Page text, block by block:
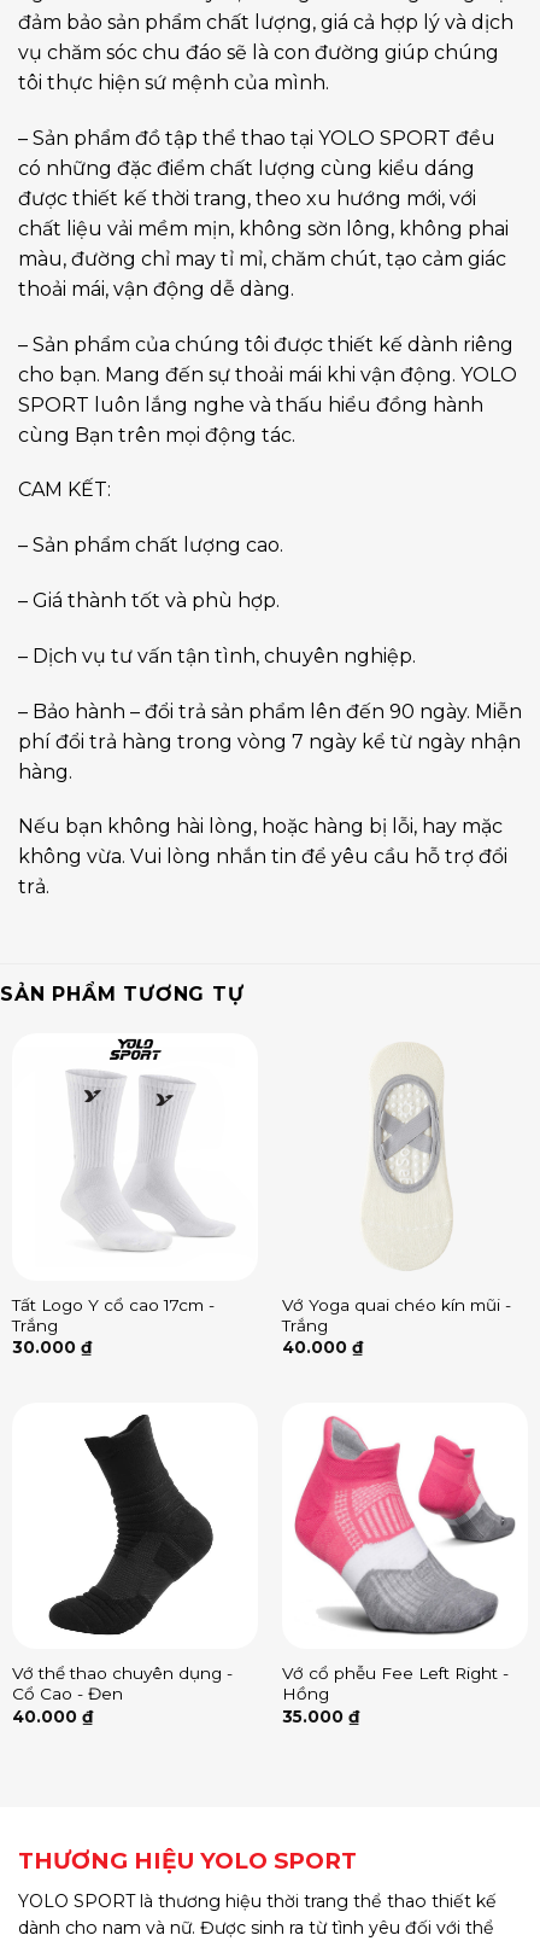
đảm bảo sản phẩm chất lượng, giá cả hợp lý và dịch
vụ chăm sóc chu đáo sẽ là con đường giúp chúng
tôi thực hiện sứ mệnh của mình.
– Sản phẩm đồ tập thể thao tại YOLO SPORT đều
có những đặc điểm chất lượng cùng kiểu dáng
được thiết kế thời trang, theo xu hướng mới, với
chất liệu vải mềm mịn, không sờn lông, không phai
màu, đường chỉ may tỉ mỉ, chăm chút, tạo cảm giác
thoải mái, vận động dễ dàng.
– Sản phẩm của chúng tôi được thiết kế dành riêng
cho bạn. Mang đến sự thoải mái khi vận động. YOLO
SPORT luôn lắng nghe và thấu hiểu đồng hành
cùng Bạn trên mọi động tác.
CAM KẾT:
– Sản phẩm chất lượng cao.
– Giá thành tốt và phù hợp.
– Dịch vụ tư vấn tận tình, chuyên nghiệp.
– Bảo hành – đổi trả sản phẩm lên đến 90 ngày. Miễn
phí đổi trả hàng trong vòng 7 ngày kể từ ngày nhận
hàng.
Nếu bạn không hài lòng, hoặc hàng bị lỗi, hay mặc
không vừa. Vui lòng nhắn tin để yêu cầu hỗ trợ đổi
trả.
SẢN PHẨM TƯƠNG TỰ
Tất Logo Y cổ cao 17cm -
Trắng
30.000 ₫
Vớ Yoga quai chéo kín mũi -
Trắng
40.000 ₫
Vớ thể thao chuyên dụng -
Cổ Cao - Đen
40.000 ₫
Vớ cổ phễu Fee Left Right -
Hồng
35.000 ₫
THƯƠNG HIỆU YOLO SPORT
YOLO SPORT là thương hiệu thời trang thể thao thiết kế
dành cho nam và nữ. Được sinh ra từ tình yêu đối với thể